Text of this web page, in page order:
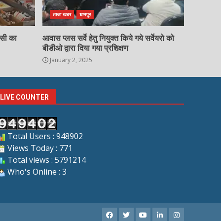
का
ताजा खबर धामपुर
आवास प्लस सर्वे हेतु नियुक्त किये गये सर्वेयरो को
बीडीओ द्वारा दिया गया प्रशिक्षण
January 2, 2025
LIVE COUNTER
Total Users : 948902
Views Today : 771
Total views : 5791214
Who's Online : 3
Facebook
X YoutubeLinkedInInstagram